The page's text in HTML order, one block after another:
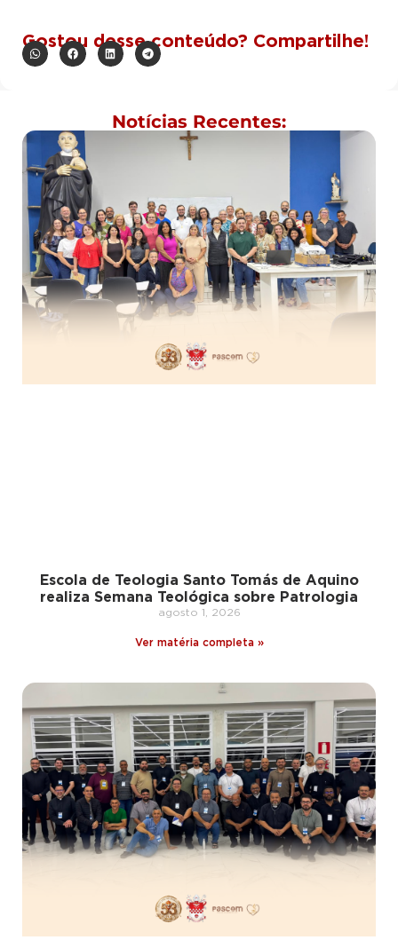
Gostou desse conteúdo? Compartilhe!
Notícias Recentes:
Escola de Teologia Santo Tomás de Aquino
realiza Semana Teológica sobre Patrologia
agosto 1, 2026
Ver matéria completa »